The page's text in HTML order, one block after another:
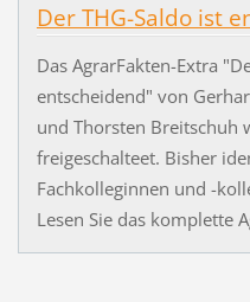
Der THG-Saldo ist
Das AgrarFakten-Extra
entscheidend" von
und Thorsten Breitschuh
freigeschalteet. Bisher
Fachkolleginnen und -
Lesen Sie das komplette